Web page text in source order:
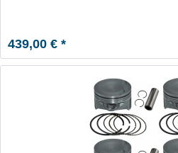
439,00 € *